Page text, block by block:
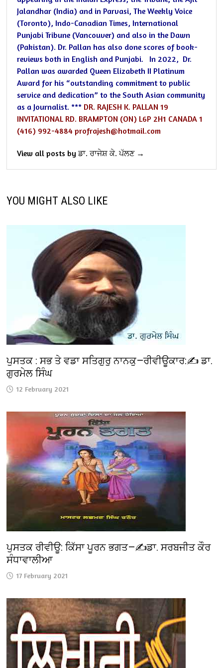
Jalandhar (India) and in Parvasi, The Weekly Voice
(Toronto), Indo-Canadian Times, International
Punjabi Tribune (Vancouver) and also in the Dawn
(Pakistan). Dr. Pallan has also done scores of book-
reviews both in English and Punjabi.
In 2022, Dr.
Pallan was awarded Queen Elizabeth II Platinum
Award for his “outstanding commitment to public
service and dedication” to the South Asian community
as a Journalist. *** DR. RAJESH K. PALLAN19
INVITATIONAL RD. BRAMPTON (ON) L6P 2H1 CANADA 1
(416) 992-4884 profrajesh@hotmail.com
View all posts by ਡਾ. ਰਾਜੇਸ਼ ਕੇ. ਪੱਲਣ →
YOU MIGHT ALSO LIKE
ਪੁਸਤਕ : ਸਭ ਤੇ ਵਡਾ ਸਤਿਗੁਰੁ ਨਾਨਕੁ—ਰੀਵੀਊਕਾਰ:✍️ ਡਾ.
ਗੁਰਮੇਲ ਸਿੰਘ
12 February 2021
ਪੁਸਤਕ ਰੀਵੀਊ: ਕਿੱਸਾ ਪੂਰਨ ਭਗਤ—✍️ਡਾ. ਸਰਬਜੀਤ ਕੌਰ
ਸੰਧਾਵਾਲੀਆ
17 February 2021